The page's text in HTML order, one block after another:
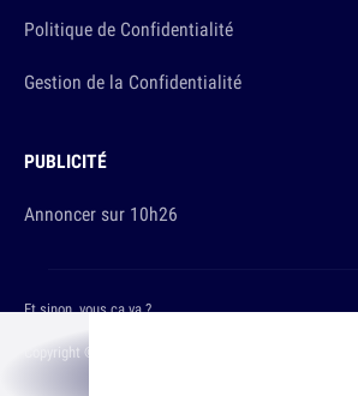
Politique de Confidentialité
Gestion de la Confidentialité
PUBLICITÉ
Annoncer sur 10h26
Copyright © 2026 The Original Publishing Studio
Et sinon, vous ça va ?